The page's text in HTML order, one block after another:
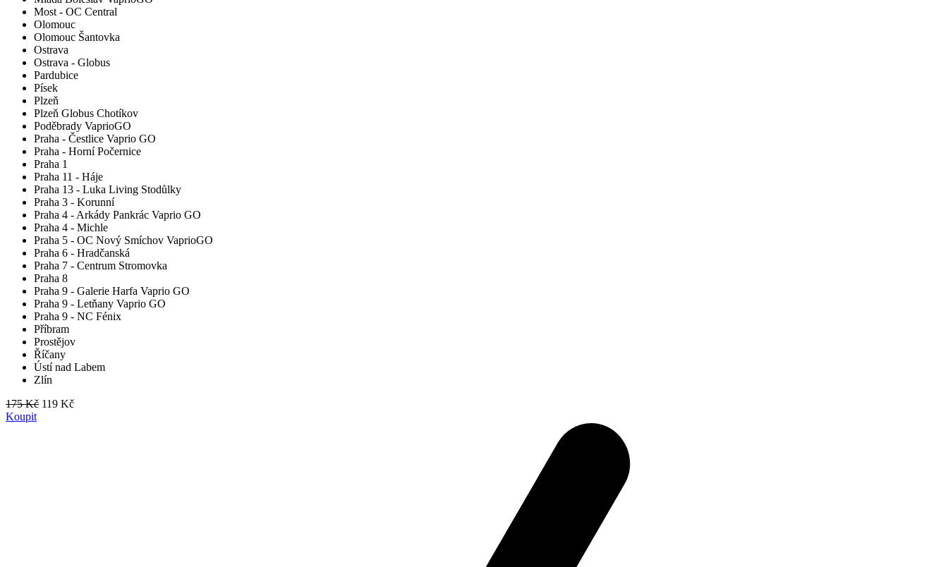
Most - OC Central
Olomouc
Olomouc Šantovka
Ostrava
Ostrava - Globus
Pardubice
Písek
Plzeň
Plzeň Globus Chotíkov
Poděbrady VaprioGO
Praha - Čestlice Vaprio GO
Praha - Horní Počernice
Praha 1
Praha 11 - Háje
Praha 13 - Luka Living Stodůlky
Praha 3 - Korunní
Praha 4 - Arkády Pankrác Vaprio GO
Praha 4 - Michle
Praha 5 - OC Nový Smíchov VaprioGO
Praha 6 - Hradčanská
Praha 7 - Centrum Stromovka
Praha 8
Praha 9 - Galerie Harfa Vaprio GO
Praha 9 - Letňany Vaprio GO
Praha 9 - NC Fénix
Příbram
Prostějov
Říčany
Ústí nad Labem
Zlín
175 Kč 119 Kč
Koupit